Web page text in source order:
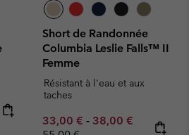
Short de Randonnée
Columbia Leslie Falls™ II
Femme
Résistant à l'eau et aux
taches
Minimum sale price:
33,00 € - Maximum sale
38,00 € Regular